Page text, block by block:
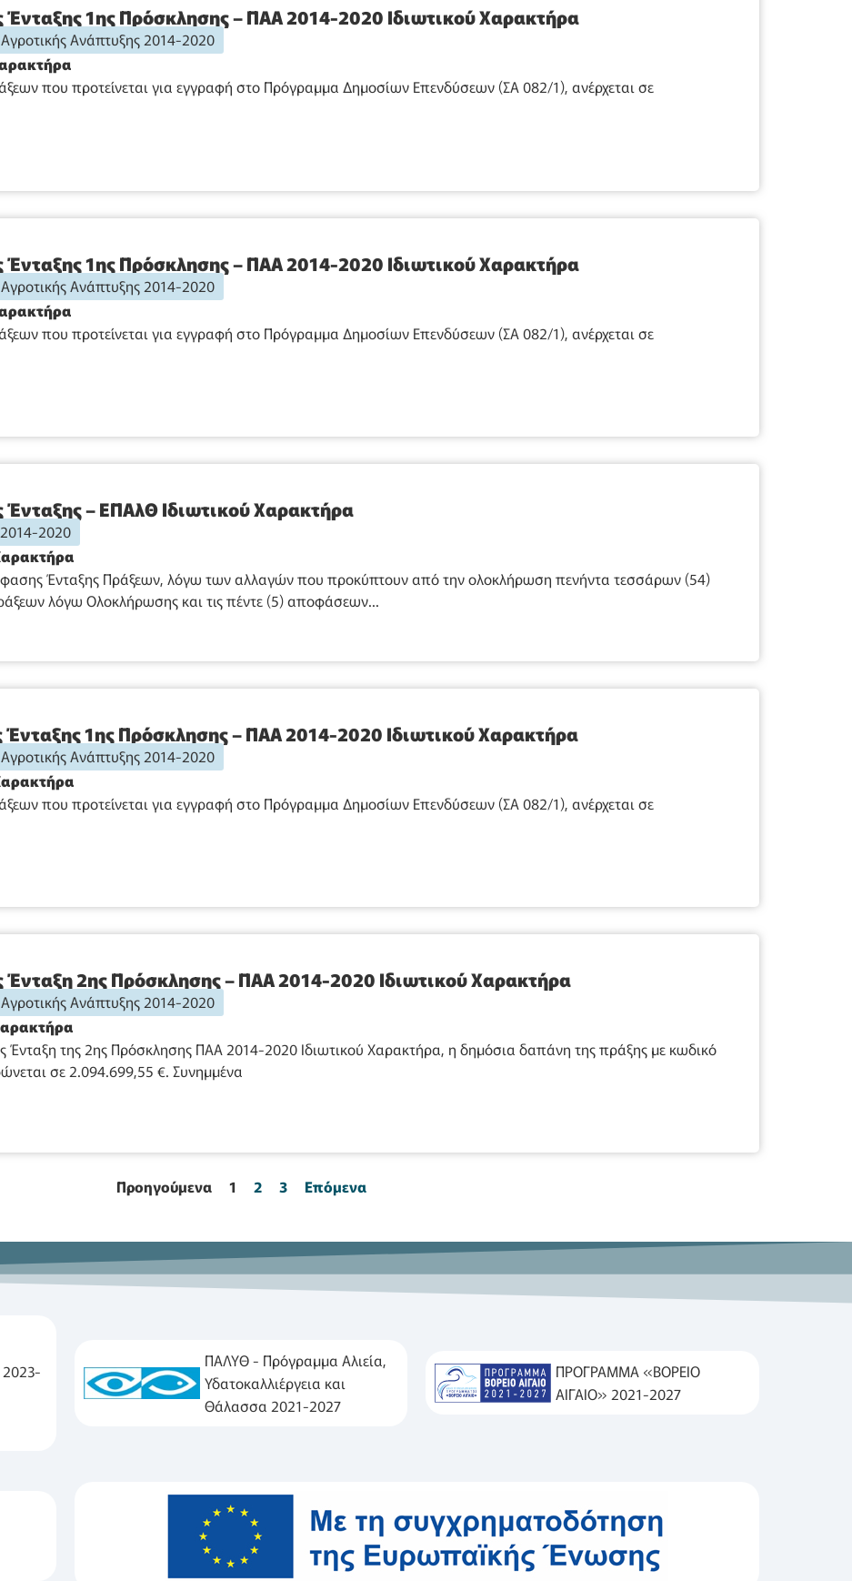
1ης Πρόσκλησης – ΠΑΑ 2014-2020 Ιδιωτικού Χαρακτήρα
Ανάπτυξης 2014-2020
που προτείνεται για εγγραφή στο Πρόγραμμα Δημοσίων Επενδύσεων (ΣΑ 082/1), ανέρχεται σε
1ης Πρόσκλησης – ΠΑΑ 2014-2020 Ιδιωτικού Χαρακτήρα
Ανάπτυξης 2014-2020
που προτείνεται για εγγραφή στο Πρόγραμμα Δημοσίων Επενδύσεων (ΣΑ 082/1), ανέρχεται σε
– ΕΠΑλΘ Ιδιωτικού Χαρακτήρα
2020
Ένταξης Πράξεων, λόγω των αλλαγών που προκύπτουν από την ολοκλήρωση πενήντα τεσσάρων (54)
λόγω Ολοκλήρωσης και τις πέντε (5) αποφάσεων...
1ης Πρόσκλησης – ΠΑΑ 2014-2020 Ιδιωτικού Χαρακτήρα
Ανάπτυξης 2014-2020
που προτείνεται για εγγραφή στο Πρόγραμμα Δημοσίων Επενδύσεων (ΣΑ 082/1), ανέρχεται σε
2ης Πρόσκλησης – ΠΑΑ 2014-2020 Ιδιωτικού Χαρακτήρα
Ανάπτυξης 2014-2020
της 2ης Πρόσκλησης ΠΑΑ 2014-2020 Ιδιωτικού Χαρακτήρα, η δημόσια δαπάνη της πράξης με κωδικό
σε 2.094.699,55 €. Συνημμένα
Προηγούμενα 1 2 3 Επόμενα
2023-
ΠΑΛΥΘ - Πρόγραμμα Αλιεία,
Υδατοκαλλιέργεια και
Θάλασσα 2021-2027
ΠΡΟΓΡΑΜΜΑ «ΒΟΡΕΙΟ
ΑΙΓΑΙΟ» 2021-2027